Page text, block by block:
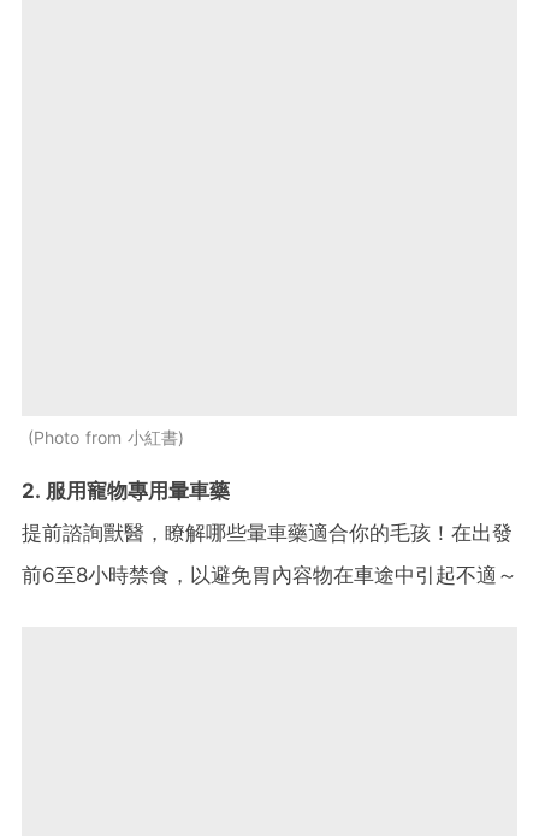
Photo from 小紅書
2. 服用寵物專用暈車藥
提前諮詢獸醫，瞭解哪些暈車藥適合你的毛孩！在出發
前6至8小時禁食，以避免胃內容物在車途中引起不適～